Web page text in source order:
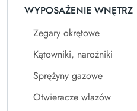
WYPOSAŻENIE WNĘTRZ
Zegary okrętowe
Kątowniki, narożniki
Sprężyny gazowe
Otwieracze włazów